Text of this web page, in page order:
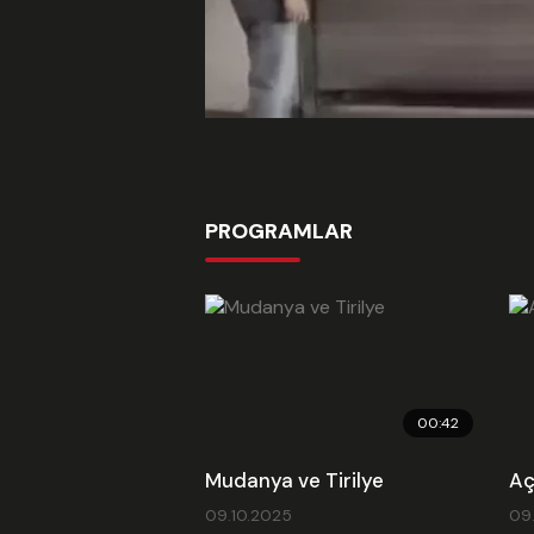
PROGRAMLAR
00:42
Mudanya ve Tirilye
09.10.2025